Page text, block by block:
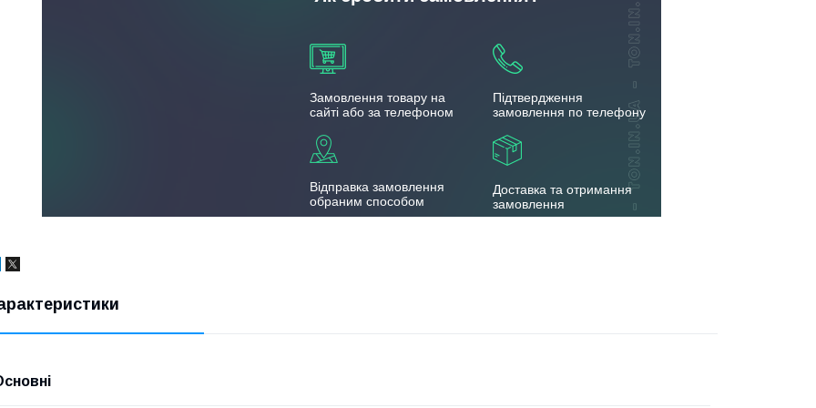
Замовлення товару на
сайті або за телефоном
Підтвердження
замовлення по телефону
Відправка замовлення
обраним способом
Доставка та отримання
замовлення